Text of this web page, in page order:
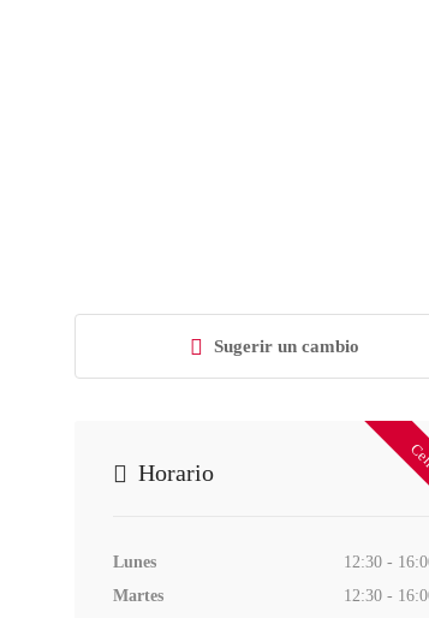
Sugerir un cambio
Horario
Lunes
12:30 -
Martes
12:30 -